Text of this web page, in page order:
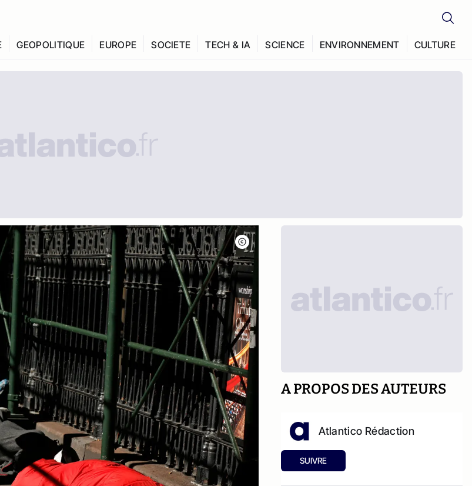
GEOPOLITIQUE EUROPE SOCIETE TECH & IA SCIENCE ENVIRONNEMENT CULTURE
A PROPOS DES AUTEURS
Atlantico Rédaction
SUIVRE